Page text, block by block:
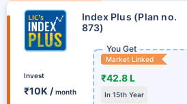
Index Plus (Plan no.
873)
Invest
₹10K /month
You Get
Market Linked
₹42.8 L
In 15th Year